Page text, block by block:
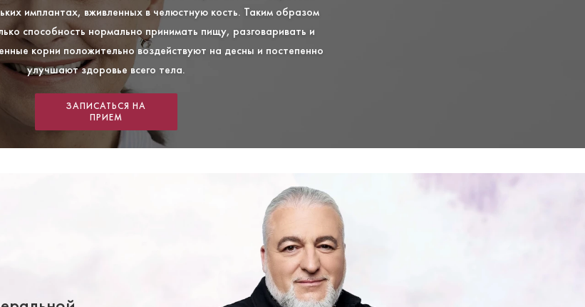
имплантах, вживленных в челюстную кость. Таким образом
способность нормально принимать пищу, разговаривать и
корни положительно воздействуют на десны и постепенно
улучшают здоровье всего тела.
ЗАПИСАТЬСЯ НА
ПРИЕМ